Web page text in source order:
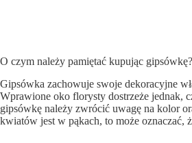
O czym należy pamiętać kupując gipsówkę?
Gipsówka zachowuje swoje dekoracyjne
Wprawione oko florysty dostrzeże jednak,
gipsówkę należy zwrócić uwagę na kolor
kwiatów jest w pąkach, to może oznaczać,